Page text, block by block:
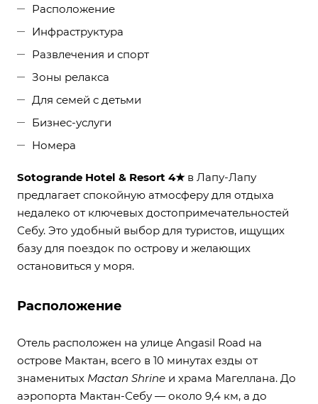
Расположение
Инфраструктура
Развлечения и спорт
Зоны релакса
Для семей с детьми
Бизнес-услуги
Номера
Sotogrande Hotel & Resort 4★в Лапу-Лапу
предлагает спокойную атмосферу для отдыха
недалеко от ключевых достопримечательностей
Себу. Это удобный выбор для туристов, ищущих
базу для поездок по острову и желающих
остановиться у моря.
Расположение
Отель расположен на улице Angasil Road на
острове Мактан, всего в 10 минутах езды от
знаменитых Mactan Shrine и храма Магеллана. До
аэропорта Мактан-Себу — около 9,4 км, а до